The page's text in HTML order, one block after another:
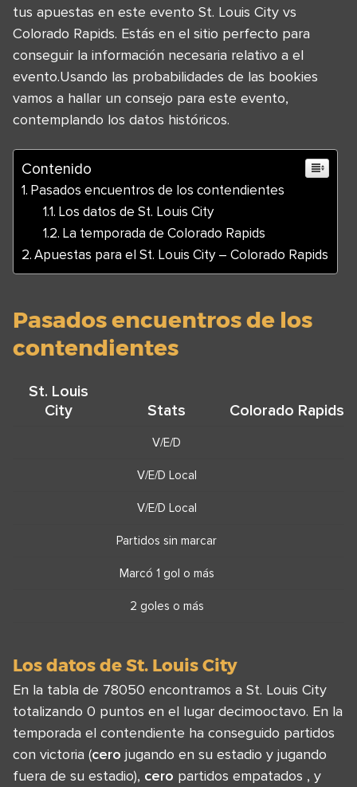
tus apuestas en este evento St. Louis City vs
Colorado Rapids. Estás en el sitio perfecto para
conseguir la información necesaria relativo a el
evento.Usando las probabilidades de las bookies
vamos a hallar un consejo para este evento,
contemplando los datos históricos.
Contenido
Pasados encuentros de los contendientes
Los datos de St. Louis City
La temporada de Colorado Rapids
Apuestas para el St. Louis City – Colorado Rapids
Pasados encuentros de los
contendientes
St. Louis
City
Stats Colorado Rapids
V/E/D
V/E/D Local
V/E/D Local
Partidos sin marcar
Marcó 1 gol o más
2 goles o más
Los datos de St. Louis City
En la tabla de 78050 encontramos a St. Louis City
totalizando 0 puntos en el lugar decimooctavo. En la
temporada el contendiente ha conseguido partidos
con victoria (cero jugando en su estadio y jugando
fuera de su estadio), cero partidos empatados , y